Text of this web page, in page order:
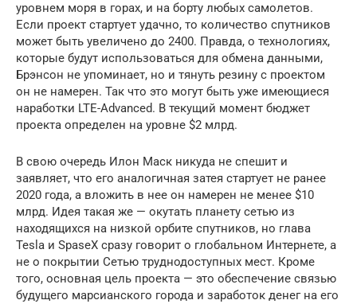
уровнем моря в горах, и на борту любых самолетов.
Если проект стартует удачно, то количество спутников
может быть увеличено до 2400. Правда, о технологиях,
которые будут использоваться для обмена данными,
Брэнсон не упоминает, но и тянуть резину с проектом
он не намерен. Так что это могут быть уже имеющиеся
наработки LTE-Advanced. В текущий момент бюджет
проекта определен на уровне $2 млрд.
В свою очередь Илон Маск никуда не спешит и
заявляет, что его аналогичная затея стартует не ранее
2020 года, а вложить в нее он намерен не менее $10
млрд. Идея такая же — окутать планету сетью из
находящихся на низкой орбите спутников, но глава
Tesla и SpaseX сразу говорит о глобальном Интернете, а
не о покрытии Сетью труднодоступных мест. Кроме
того, основная цель проекта — это обеспечение связью
будущего марсианского города и заработок денег на его